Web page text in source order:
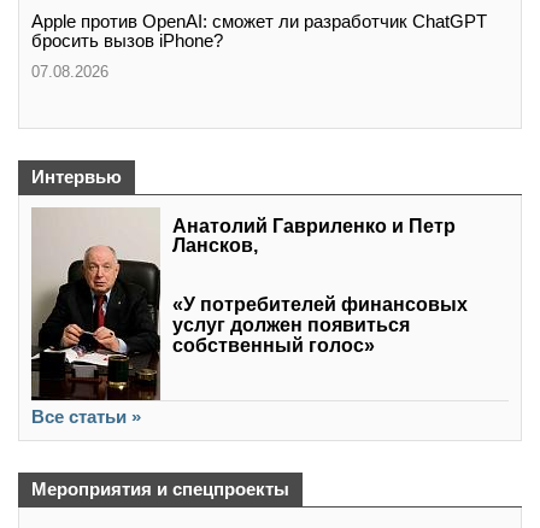
Apple против OpenAI: сможет ли разработчик ChatGPT
бросить вызов iPhone?
07.08.2026
Интервью
Анатолий Гавриленко и Петр
Лансков,
«У потребителей финансовых
услуг должен появиться
собственный голос»
Все статьи »
Мероприятия и спецпроекты